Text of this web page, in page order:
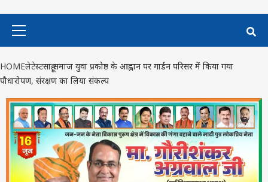
HOMEलेटेस्टसाहू समाज युवा प्रकोष्ठ के आह्वान पर गार्डन परिसर में किया गया
पौधारोपण, संरक्षण का लिया संकल्प